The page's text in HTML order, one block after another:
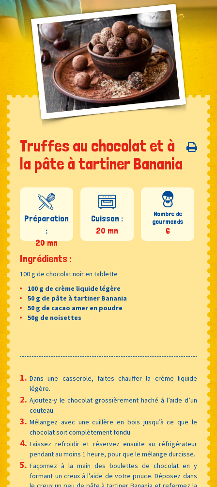
Truffes au chocolat et à
la pâte à tartiner Banania
Préparation
:
20 mn
Cuisson :
20 mn
Nombre de
gourmands
6
Ingrédients :
100 g de chocolat noir en tablette
100 g de crème liquide légère
50 g de pâte à tartiner Banania
50 g de cacao amer en poudre
50g de noisettes
Dans une casserole, faites chauffer la crème liquide
légère.
Ajoutez-y le chocolat grossièrement haché à l’aide d’un
couteau.
Mélangez avec une cuillère en bois jusqu’à ce que le
chocolat soit complètement fondu.
Laissez refroidir et réservez ensuite au réfrigérateur
pendant au moins 1 heure, pour que le mélange durcisse.
Façonnez à la main des boulettes de chocolat en y
formant un creux à l’aide de votre pouce. Déposez dans